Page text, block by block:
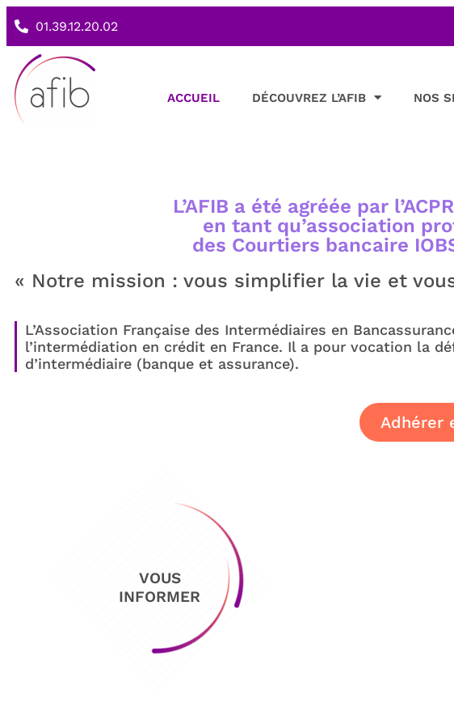
01.39.12.20.02
ACCUEIL DÉCOUVREZ L’AFIB NOS
L’AFIB a été agréée par
en tant qu’association
des Courtiers bancaire
« Notre mission : vous simplifier la vie et
L’Association Française des Intermédiaires en
l’intermédiation en crédit en France. Il a pour vocation la
d’intermédiaire (banque et assurance).
Adhérer
VOUS
INFORMER